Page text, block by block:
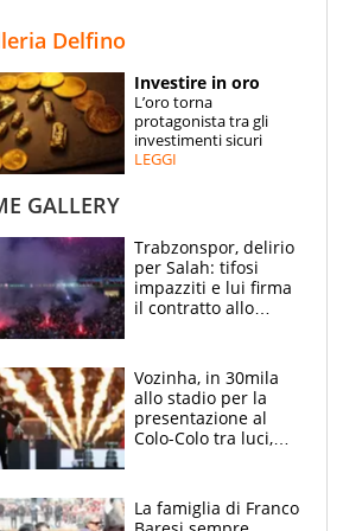
ESPERTI
CONTATTI
Delfino
Investire in oro
L’oro torna
protagonista tra gli
investimenti sicuri
LEGGI
GALLERY
Trabzonspor, delirio
per Salah: tifosi
impazziti e lui firma
il contratto allo
Vozinha, in 30mila
allo stadio per la
presentazione al
Colo-Colo tra luci,
La famiglia di Franco